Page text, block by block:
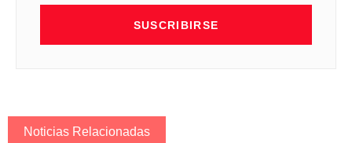
SUSCRIBIRSE
Noticias Relacionadas